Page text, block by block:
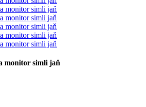
monitor simli jaň